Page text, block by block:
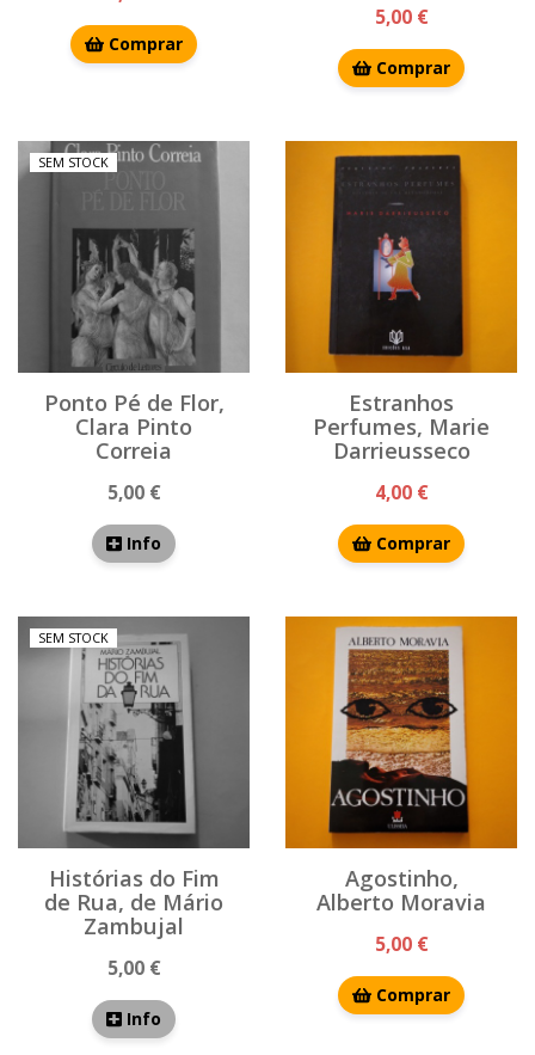
Comprar
5,00 €
Comprar
SEM STOCK
Ponto Pé de Flor,
Clara Pinto
Correia
5,00 €
Info
Estranhos
Perfumes, Marie
Darrieusseco
4,00 €
Comprar
SEM STOCK
Histórias do Fim
de Rua, de Mário
Zambujal
5,00 €
Info
Agostinho,
Alberto Moravia
5,00 €
Comprar